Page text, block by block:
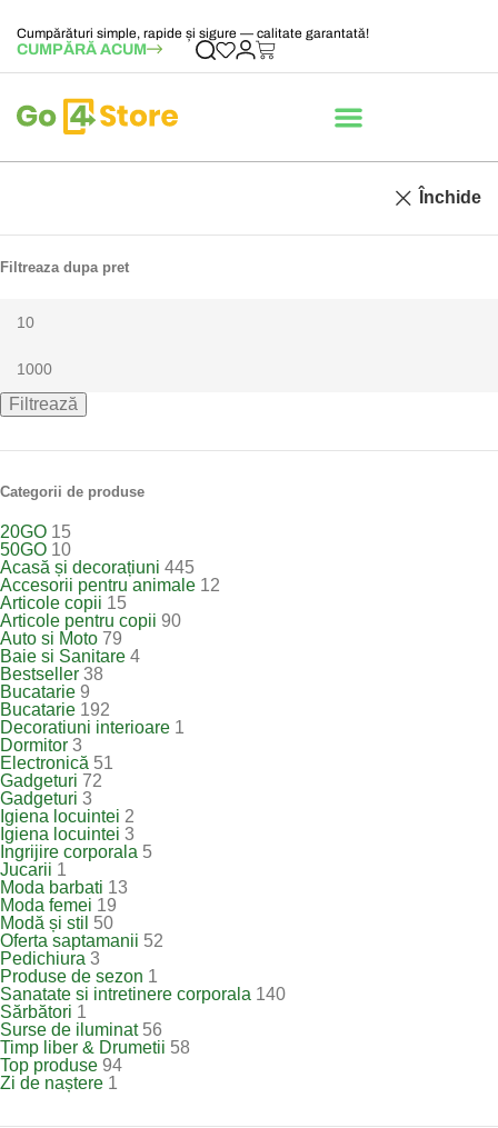
Cumpărături simple, rapide și sigure — calitate garantată!
CUMPĂRĂ ACUM
Închide
Filtreaza dupa pret
Filtrează
Categorii de produse
20GO 15
50GO 10
Acasă și decorațiuni 445
Accesorii pentru animale 12
Articole copii 15
Articole pentru copii 90
Auto si Moto 79
Baie si Sanitare 4
Bestseller 38
Bucatarie 9
Bucatarie 192
Decoratiuni interioare 1
Dormitor 3
Electronică 51
Gadgeturi 72
Gadgeturi 3
Igiena locuintei 2
Igiena locuintei 3
Ingrijire corporala 5
Jucarii 1
Moda barbati 13
Moda femei 19
Modă și stil 50
Oferta saptamanii 52
Pedichiura 3
Produse de sezon 1
Sanatate si intretinere corporala 140
Sărbători 1
Surse de iluminat 56
Timp liber & Drumetii 58
Top produse 94
Zi de naștere 1